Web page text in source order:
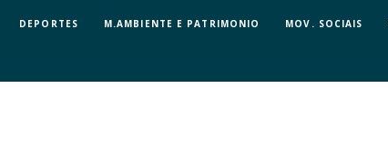
DEPORTES M.AMBIENTE E PATRIMONIO MOV. SOCIAIS